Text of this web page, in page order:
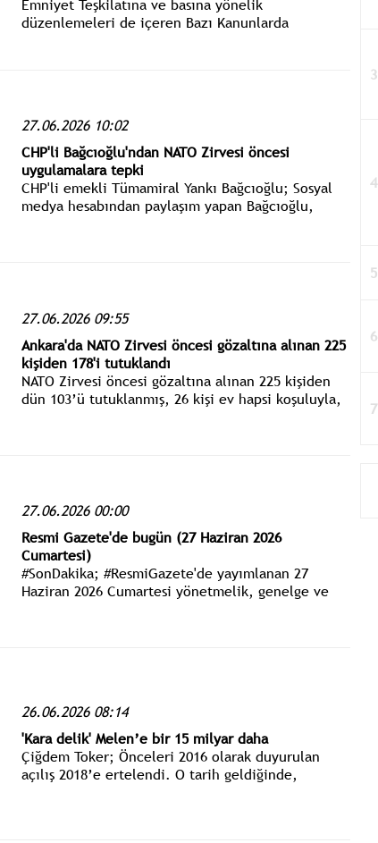
Emniyet Teşkilatına ve basına yönelik
düzenlemeleri de içeren Bazı Kanunlarda
27.06.2026 10:02
CHP'li Bağcıoğlu'ndan NATO Zirvesi öncesi
uygulamalara tepki
CHP'li emekli Tümamiral Yankı Bağcıoğlu; Sosyal
medya hesabından paylaşım yapan Bağcıoğlu,
27.06.2026 09:55
Ankara'da NATO Zirvesi öncesi gözaltına alınan 225
kişiden 178'i tutuklandı
NATO Zirvesi öncesi gözaltına alınan 225 kişiden
dün 103’ü tutuklanmış, 26 kişi ev hapsi koşuluyla,
27.06.2026 00:00
Resmi Gazete'de bugün (27 Haziran 2026
Cumartesi)
#SonDakika; #ResmiGazete'de yayımlanan 27
Haziran 2026 Cumartesi yönetmelik, genelge ve
26.06.2026 08:14
'Kara delik' Melen’e bir 15 milyar daha
Çiğdem Toker; Önceleri 2016 olarak duyurulan
açılış 2018’e ertelendi. O tarih geldiğinde,